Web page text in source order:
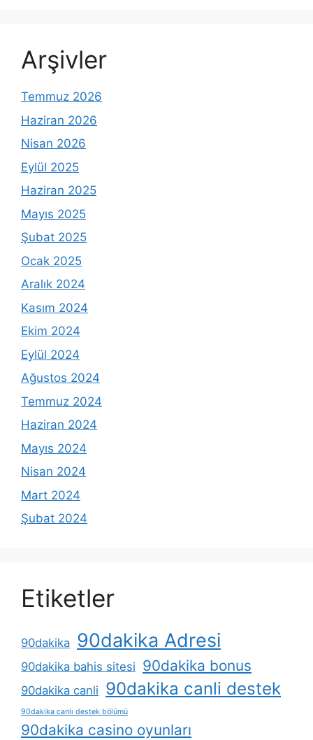
Arşivler
Temmuz 2026
Haziran 2026
Nisan 2026
Eylül 2025
Haziran 2025
Mayıs 2025
Şubat 2025
Ocak 2025
Aralık 2024
Kasım 2024
Ekim 2024
Eylül 2024
Ağustos 2024
Temmuz 2024
Haziran 2024
Mayıs 2024
Nisan 2024
Mart 2024
Şubat 2024
Etiketler
90dakika 90dakika Adresi
90dakika bahis sitesi 90dakika bonus
90dakika canli 90dakika canli destek
90dakika canlı destek bölümü
90dakika casino oyunları